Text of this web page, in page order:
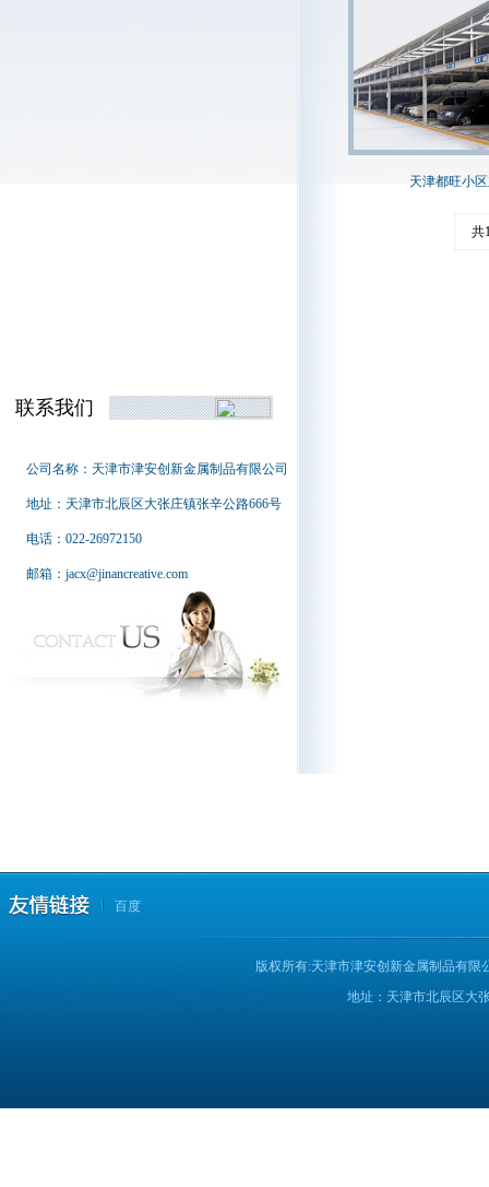
联系我们
公司名称：天津市津安创新金属制品有限公司
地址：天津市北辰区大张庄镇张辛公路666号
电话：022-26972150
邮箱：jacx@jinancreative.com
天津都旺小区
共
百度
版权所有:天津市津安创新金属制品有限
地址：天津市北辰区大